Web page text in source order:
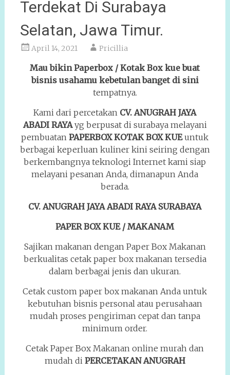
Terdekat Di Surabaya
Selatan, Jawa Timur.
April 14, 2021 Pricillia
Mau bikin Paperbox / Kotak Box kue buat
bisnis usahamu kebetulan banget di sini
tempatnya.
Kami dari percetakan CV. ANUGRAH JAYA
ABADI RAYAyg berpusat di surabaya melayani
pembuatanPAPERBOX KOTAK BOX KUEuntuk
berbagai keperluan kuliner kini seiring dengan
berkembangnya teknologi Internet kami siap
melayani pesanan Anda, dimanapun Anda
berada.
CV. ANUGRAH JAYA ABADI RAYA SURABAYA
PAPER BOX KUE / MAKANAM
Sajikan makanan dengan Paper Box Makanan
berkualitas cetak paper box makanan tersedia
dalam berbagai jenis dan ukuran.
Cetak custom paper box makanan Anda untuk
kebutuhan bisnis personal atau perusahaan
mudah proses pengiriman cepat dan tanpa
minimum order.
Cetak Paper Box Makanan online murah dan
mudah di PERCETAKAN ANUGRAH